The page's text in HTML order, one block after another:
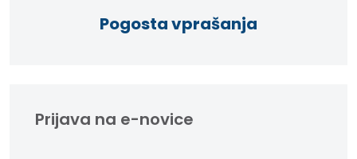
Pogosta vprašanja
Prijava na e-novice